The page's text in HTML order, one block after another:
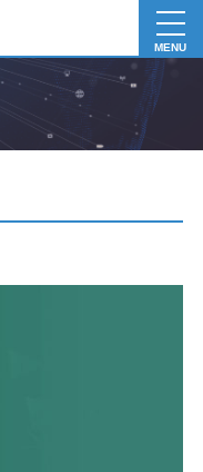
MENU